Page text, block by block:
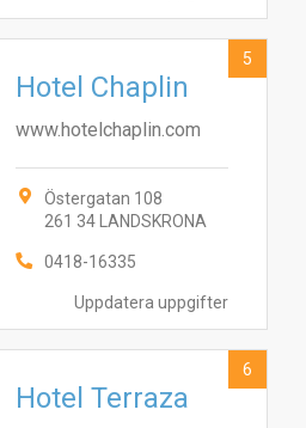
Uppdatera uppgifter
Hotel Chaplin
www.hotelchaplin.com
Östergatan 108
261 34 LANDSKRONA
0418-16335
5
Hotel Terraza
6